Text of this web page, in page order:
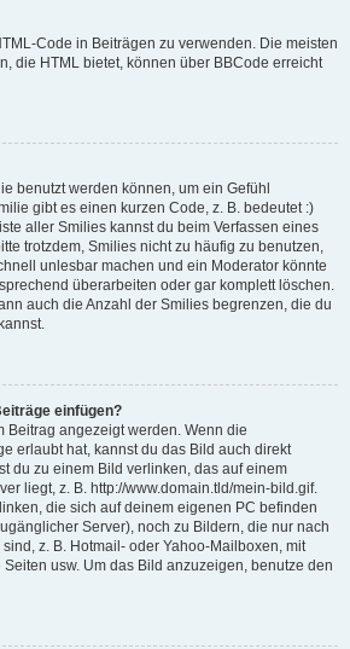
Code in Beiträgen zu verwenden. Die meisten
die HTML bietet, können über BBCode erreicht
benutzt werden können, um ein Gefühl
gibt es einen kurzen Code, z. B. bedeutet :)
aller Smilies kannst du beim Verfassen eines
trotzdem, Smilies nicht zu häufig zu benutzen,
unlesbar machen und ein Moderator könnte
überarbeiten oder gar komplett löschen.
auch die Anzahl der Smilies begrenzen, die du
einfügen?
Beitrag angezeigt werden. Wenn die
erlaubt hat, kannst du das Bild auch direkt
du zu einem Bild verlinken, das auf einem
liegt, z. B. http://www.domain.tld/mein-bild.gif.
die sich auf deinem eigenen PC befinden
Server), noch zu Bildern, die nur nach
z. B. Hotmail- oder Yahoo-Mailboxen, mit
usw. Um das Bild anzuzeigen, benutze den